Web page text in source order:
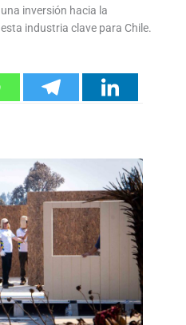
inversión hacia la
industria clave para Chile.